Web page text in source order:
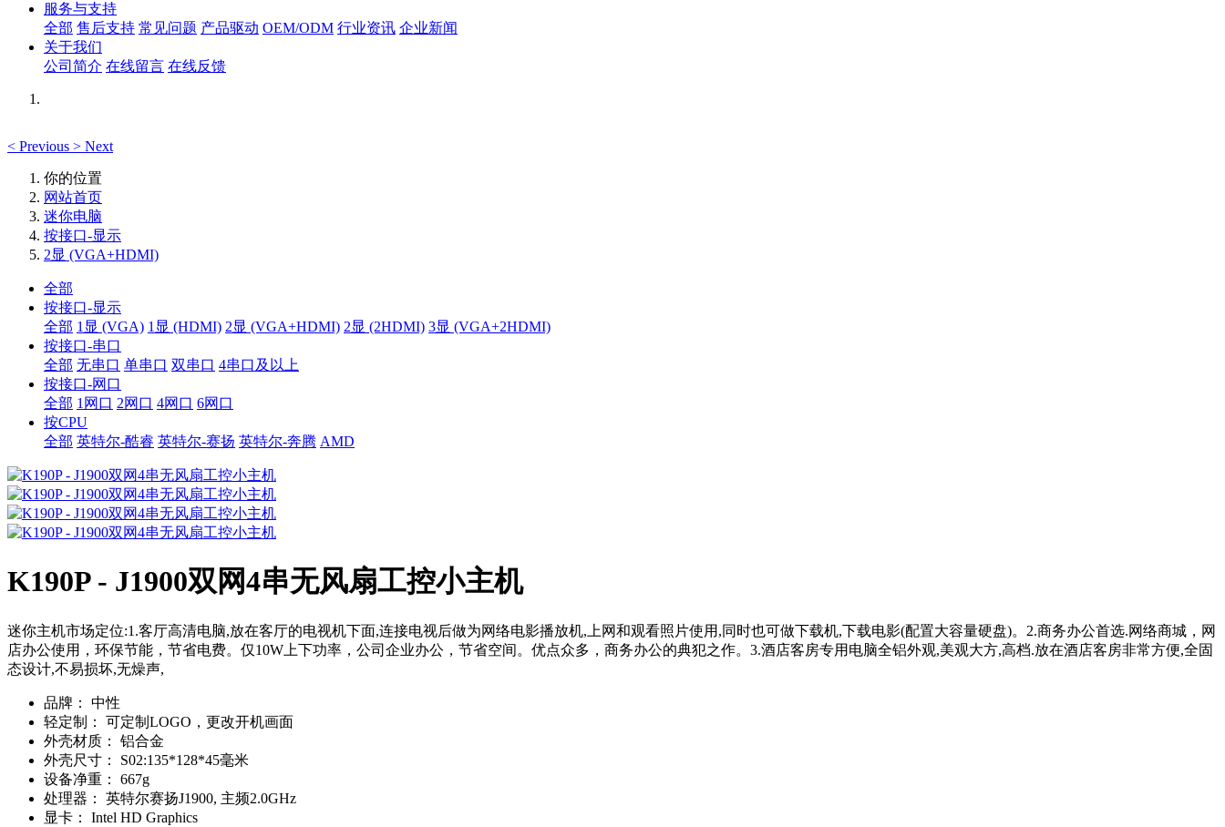
服务与支持
全部 售后支持 常见问题 产品驱动 OEM/ODM 行业资讯 企业新闻
关于我们
公司简介 在线留言 在线反馈
< Previous > Next
你的位置
网站首页
迷你电脑
按接口-显示
2显 (VGA+HDMI)
全部
按接口-显示
全部 1显 (VGA) 1显 (HDMI) 2显 (VGA+HDMI) 2显 (2HDMI) 3显 (VGA+2HDMI)
按接口-串口
全部 无串口 单串口 双串口 4串口及以上
按接口-网口
全部 1网口 2网口 4网口 6网口
按CPU
全部 英特尔-酷睿 英特尔-赛扬 英特尔-奔腾 AMD
K190P - J1900双网4串无风扇工控小主机
迷你主机市场定位:1.客厅高清电脑,放在客厅的电视机下面,连接电视后做为网络电影播放机,上网和观看照片使用,同时也可做下载机,下载电影(配置大容量硬盘)。2.商务办公首选.网络商城，网
店办公使用，环保节能，节省电费。仅10W上下功率，公司企业办公，节省空间。优点众多，商务办公的典犯之作。3.酒店客房专用电脑全铝外观,美观大方,高档.放在酒店客房非常方便,全固
态设计,不易损坏,无燥声,
品牌：
中性
轻定制：
可定制LOGO，更改开机画面
外壳材质：
铝合金
外壳尺寸：
S02:135*128*45毫米
设备净重：
667g
处理器：
英特尔赛扬J1900, 主频2.0GHz
显卡：
Intel HD Graphics